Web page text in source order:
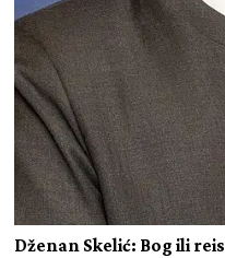
Dženan Skelić: Bog ili reis